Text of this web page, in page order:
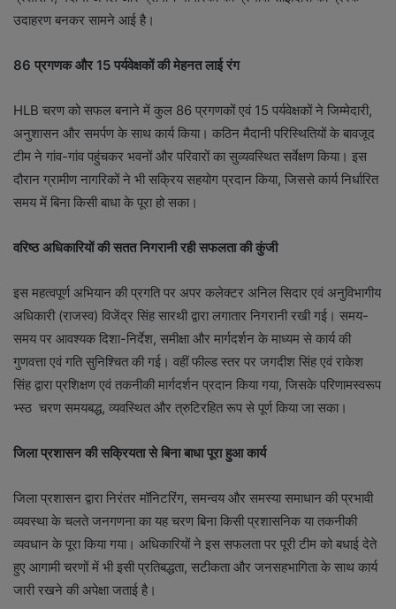
उदाहरण बनकर सामने आई है।
86 प्रगणक और 15 पर्यवेक्षकों की मेहनत लाई रंग
HLB चरण को सफल बनाने में कुल 86 प्रगणकों एवं 15 पर्यवेक्षकों ने जिम्मेदारी,
अनुशासन और समर्पण के साथ कार्य किया। कठिन मैदानी परिस्थितियों के बावजूद
टीम ने गांव-गांव पहुंचकर भवनों और परिवारों का सुव्यवस्थित सर्वेक्षण किया। इस
दौरान ग्रामीण नागरिकों ने भी सक्रिय सहयोग प्रदान किया, जिससे कार्य निर्धारित
समय में बिना किसी बाधा के पूरा हो सका।
वरिष्ठ अधिकारियों की सतत निगरानी रही सफलता की कुंजी
इस महत्वपूर्ण अभियान की प्रगति पर अपर कलेक्टर अनिल सिदार एवं अनुविभागीय
अधिकारी (राजस्व) विजेंद्र सिंह सारथी द्वारा लगातार निगरानी रखी गई। समय-
समय पर आवश्यक दिशा-निर्देश, समीक्षा और मार्गदर्शन के माध्यम से कार्य की
गुणवत्ता एवं गति सुनिश्चित की गई। वहीं फील्ड स्तर पर जगदीश सिंह एवं राकेश
सिंह द्वारा प्रशिक्षण एवं तकनीकी मार्गदर्शन प्रदान किया गया, जिसके परिणामस्वरूप
भ्स्ठ चरण समयबद्ध, व्यवस्थित और त्रुटिरहित रूप से पूर्ण किया जा सका।
जिला प्रशासन की सक्रियता से बिना बाधा पूरा हुआ कार्य
जिला प्रशासन द्वारा निरंतर मॉनिटरिंग, समन्वय और समस्या समाधान की प्रभावी
व्यवस्था के चलते जनगणना का यह चरण बिना किसी प्रशासनिक या तकनीकी
व्यवधान के पूरा किया गया। अधिकारियों ने इस सफलता पर पूरी टीम को बधाई देते
हुए आगामी चरणों में भी इसी प्रतिबद्धता, सटीकता और जनसहभागिता के साथ कार्य
जारी रखने की अपेक्षा जताई है।